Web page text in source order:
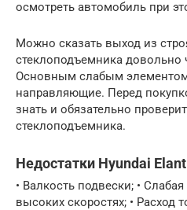
осмотреть автомобиль при
Можно сказать выход из
стеклоподъемника довольно
Основным слабым
направляющие. Перед
знать и обязательно
стеклоподъемника.
Недостатки Hyundai
• Валкость подвески; •
высоких скоростях; • Расход